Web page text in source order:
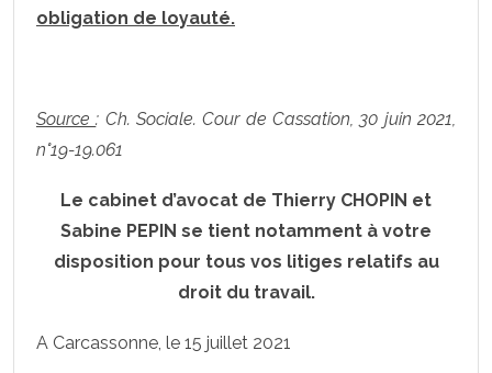
obligation de loyauté.
Source: Ch. Sociale. Cour de Cassation, 30 juin 2021,
n°19-19.061
Le cabinet d’avocat de Thierry CHOPIN et
Sabine PEPIN se tient notamment à votre
disposition pour tous vos litiges relatifs au
droit du travail.
A Carcassonne, le 15 juillet 2021